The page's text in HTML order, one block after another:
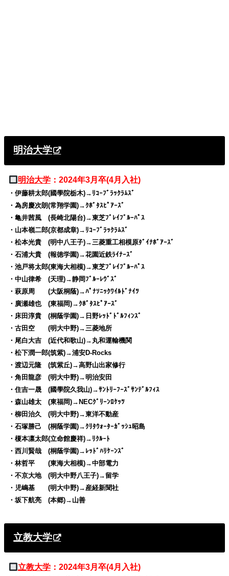
明治大学
明治大学：2024年3月卒(4月入社)
・伊藤耕太郎(國學院栃木)→ﾘｺｰﾌﾞﾗｯｸﾗﾑｽﾞ
・為房慶次朗(常翔学園)→ｸﾎﾞﾀｽﾋﾟｱｰｽﾞ
・亀井茜風 (長崎北陽台)→東芝ﾌﾞﾚｲﾌﾞﾙｰﾊﾟｽ
・山本嶺二郎(京都成章)→ﾘｺｰﾌﾞﾗｯｸﾗﾑｽﾞ
・松本光貴 (明中八王子)→三菱重工相模原ﾀﾞｲﾅﾎﾞｱｰｽﾞ
・石浦大貴 (報徳学園)→花園近鉄ﾗｲﾅｰｽﾞ
・池戸将太郎(東海大相模)→東芝ﾌﾞﾚｲﾌﾞﾙｰﾊﾟｽ
・中山律希 (天理)→静岡ﾌﾞﾙｰﾚｳﾞｽﾞ
・萩原周 (大阪桐蔭)→ﾊﾟﾅｿﾆｯｸﾜｲﾙﾄﾞﾅｲﾂ
・廣瀬雄也 (東福岡)→ｸﾎﾞﾀｽﾋﾟｱｰｽﾞ
・床田淳貴 (桐蔭学園)→日野ﾚｯﾄﾞﾄﾞﾙﾌｨﾝｽﾞ
・古田空 (明大中野)→三菱地所
・尾白大吉 (近代和歌山)→丸和運輸機関
・松下潤一郎(筑紫)→浦安D-Rocks
・渡辺元隆 (筑紫丘)→高野山出家修行
・角田龍彦 (明大中野)→明治安田
・住吉一晟 (國學院久我山)→ｻﾝﾄﾘｰﾌｰｽﾞｻﾝﾃﾞﾙﾌｨｽ
・森山雄太 (東福岡)→NECｸﾞﾘｰﾝﾛｹｯﾂ
・柳田治久 (明大中野)→東洋不動産
・石塚勝己 (桐蔭学園)→ｸﾘﾀｳｫｰﾀｰｶﾞｯｼｭ昭島
・榎本凛太郎(立命館慶祥)→ﾘｸﾙｰﾄ
・西川賢哉 (桐蔭学園)→ﾚｯﾄﾞﾊﾘｹｰﾝｽﾞ
・林哲平 (東海大相模)→中部電力
・不京大地 (明大中野八王子)→留学
・児嶋基 (明大中野)→産経新聞社
・坂下航亮 (本郷)→山善
立教大学
立教大学：2024年3月卒(4月入社)